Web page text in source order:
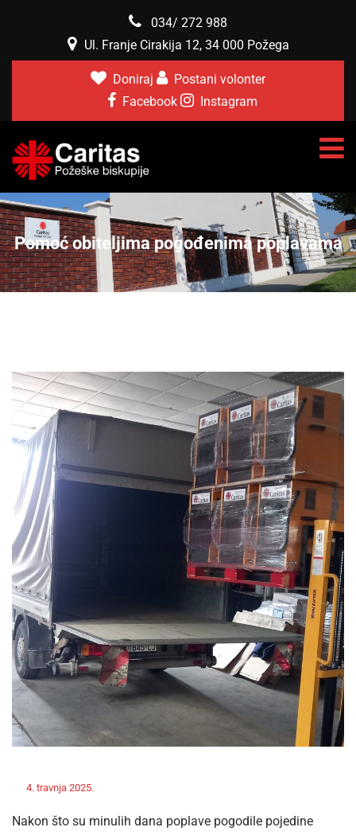
034/ 272 988
Ul. Franje Cirakija 12, 34 000 Požega
Doniraj
Postani volonter
Facebook
Instagram
Pomoć obiteljima pogođenima poplavama
4. travnja 2025.
Nakon što su minulih dana poplave pogodile pojedine